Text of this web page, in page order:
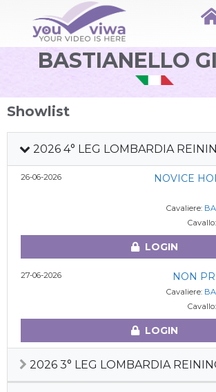
BASTIANELLO
Showlist
2026 4° LEG LOMBARDIA
26-06-2026
NOVICE
Cavaliere:
Cavallo:
LOGIN
27-06-2026 NON
Cavaliere:
Cavallo:
LOGIN
2026 3° LEG LOMBARDIA